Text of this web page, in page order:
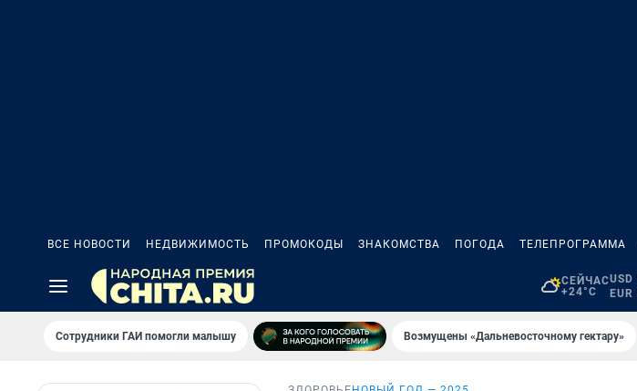
ВСЕ НОВОСТИ НЕДВИЖИМОСТЬ ПРОМОКОДЫ ЗНАКОМСТВА ПОГОДА ТЕЛЕПРОГРАММА
СЕЙЧАС
+24°C
Сотрудники ГАИ помогли малышу Возмущены «Дальневосточному гектару»